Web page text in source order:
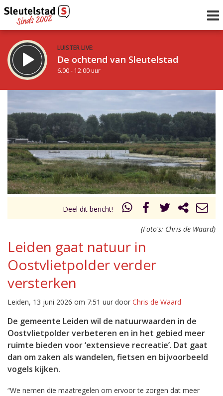
LUISTER LIVE:
De ochtend van Sleutelstad
6.00 - 12.00 uur
De middag van Sleutelstad
12.00 - 18.00 uur
Vorig uur
uur 1 van 0
Inklappen
Deel dit bericht!
(Foto's: Chris de Waard)
Leiden gaat natuur in
Oostvlietpolder verder
versterken
Leiden, 13 juni 2026 om 7:51 uur door Chris de Waard
De gemeente Leiden wil de natuurwaarden in de
Oostvlietpolder verbeteren en in het gebied meer
ruimte bieden voor ‘extensieve recreatie’. Dat gaat
dan om zaken als wandelen, fietsen en bijvoorbeeld
vogels kijken.
“We nemen die maatregelen om ervoor te zorgen dat meer